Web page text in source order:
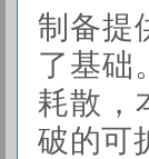
制备提
了基础
耗散，
破的可